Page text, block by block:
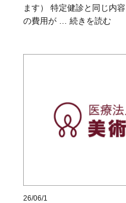
ます） 特定健診と同じ内
の費用が … “7月より高松
続きを読む
26/06/1